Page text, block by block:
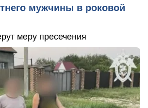
мужчины в роковой
меру пресечения